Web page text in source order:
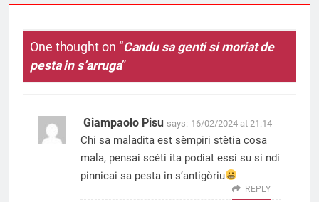
One thought on “Candu sa genti si moriat de
pesta in s’arruga”
Giampaolo Pisu says: 16/02/2024 at 21:14
Chi sa maladita est sèmpiri stètia cosa
mala, pensai scéti ita podiat essi su si ndi
pinnicai sa pesta in s’antigòriu
REPLY